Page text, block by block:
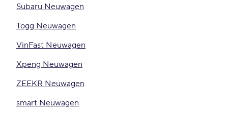
Subaru Neuwagen
Togg Neuwagen
VinFast Neuwagen
Xpeng Neuwagen
ZEEKR Neuwagen
smart Neuwagen